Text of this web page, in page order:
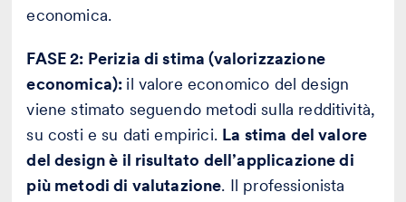
economica.
FASE 2: Perizia di stima (valorizzazione
economica): il valore economico del design
viene stimato seguendo metodi sulla redditività,
su costi e su dati empirici. La stima del valore
del design è il risultato dell’applicazione di
più metodi di valutazione. Il professionista